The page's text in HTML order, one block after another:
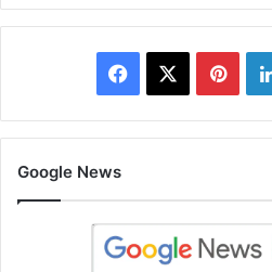
Facebook
Google News